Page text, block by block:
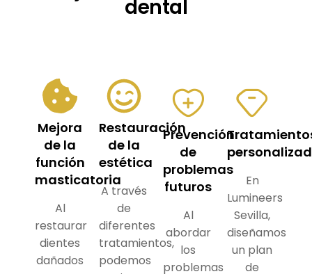
dental
Mejora
de la
función
masticatoria
Al
restaurar
dientes
dañados
Restauración
de la
estética
A través
de
diferentes
tratamientos,
podemos
Prevención
de
problemas
futuros
Al
abordar
los
problemas
En
Lumineers
Sevilla,
diseñamos
un plan
de